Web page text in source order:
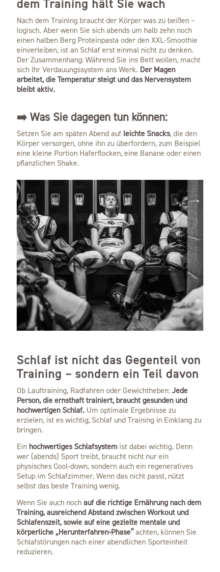
dem Training hält Sie wach
Nach dem Training braucht der Körper was zu beißen –
logisch. Aber wenn Sie sich abends um halb zehn noch
einen halben Berg Proteinpasta oder den XXL-Smoothie
einverleiben, ist an Schlaf erst einmal nicht zu denken.
Der Zusammenhang: Während Sie ins Bett wollen, macht
sich Ihr Verdauungssystem ans Werk. Der Magen
arbeitet, die Temperatur steigt und das Nervensystem
bleibt aktiv.
➡️ Was Sie dagegen tun können:
Setzen Sie am späten Abend auf leichte Snacks, die den
Körper versorgen, ohne ihn zu überfordern, zum Beispiel
eine kleine Portion Haferflocken, eine Banane oder einen
pflanzlichen Shake.
Schlaf ist nicht das Gegenteil von
Training – sondern ein Teil davon
Ob Lauftraining, Radfahren oder Gewichtheben:Jede
Person, die ernsthaft trainiert, braucht gesunden und
hochwertigen Schlaf.Um optimale Ergebnisse zu
erzielen, ist es wichtig, Schlaf und Training in Einklang zu
bringen.
Ein hochwertiges Schlafsystemist dabei wichtig. Denn
wer (abends) Sport treibt, braucht nicht nur ein
physisches Cool-down, sondern auch ein regeneratives
Setup im Schlafzimmer. Wenn das nicht passt, nützt
selbst das beste Training wenig.
Wenn Sie auch nochauf die richtige Ernährung nach dem
Training, ausreichend Abstand zwischen Workout und
Schlafenszeit, sowie auf eine gezielte mentale und
körperliche „Herunterfahren-Phase“achten, können Sie
Schlafstörungen nach einer abendlichen Sporteinheit
reduzieren.